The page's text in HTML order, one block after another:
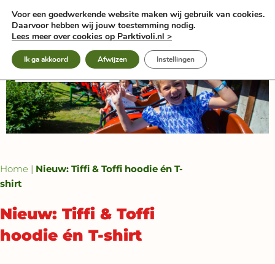
naar
inhoud
Home | Nieuw: Tiffi & Toffi hoodie én T-
shirt
Nieuw: Tiffi & Toffi
hoodie én T-shirt
Voor een goedwerkende website maken wij gebruik van cookies.
Daarvoor hebben wij jouw toestemming nodig.
Lees meer over cookies op Parktivoli.nl >
Ik ga akkoord Afwijzen Instellingen